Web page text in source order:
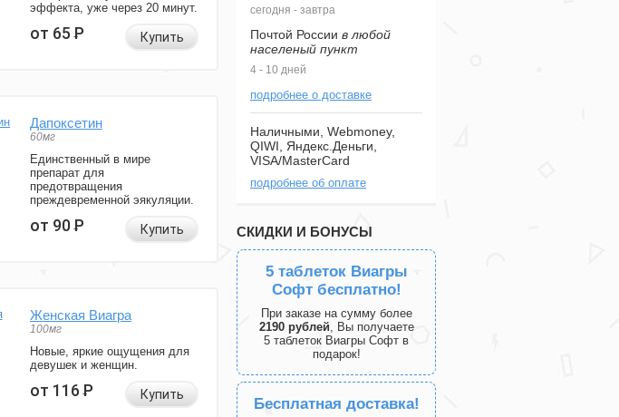
эффекта, уже через 20 минут.
от 65Р Купить
Дапоксетин
60мг
Единственный в мире
препарат для
предотвращения
преждевременной эякуляции.
от 90Р Купить
Женская Виагра
100мг
Новые, яркие ощущения для
девушек и женщин.
от 116Р Купить
сегодня - завтра
Почтой России в любой
населеный пункт
4 - 10 дней
подробнее о доставке
Наличными, Webmoney,
QIWI, Яндекс.Деньги,
VISA/MasterCard
подробнее об оплате
СКИДКИ И БОНУСЫ
5 таблеток Виагры
Софт бесплатно!
При заказе на сумму более
2190 рублей, Вы получаете
5 таблеток Виагры Софт в
подарок!
Бесплатная доставка!